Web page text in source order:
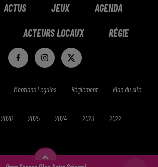
ACTUS JEUX AGENDA
ACTEURS LOCAUX RÉGIE
Mentions Légales Réglement Plan du site
2026 2025 2024 2023 2022